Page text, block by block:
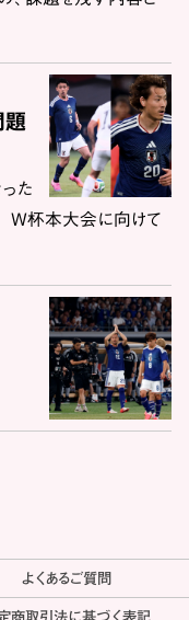
題
た
杯本大会に向けて
よくあるご質問
商取引法に基づく表記